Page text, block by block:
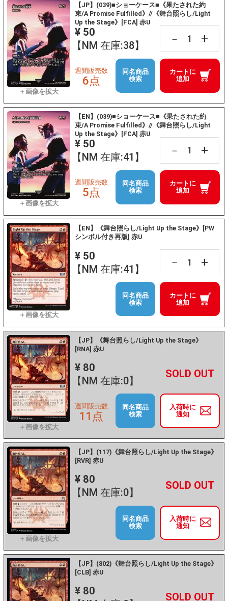
【JP】(039)■ショーケース■《果たされた約
束/A Promise Fulfilled》//《舞台照らし/Light
Up the Stage》[FCA] 赤U
¥ 50
【NM 在庫:38】
－ +
カートに
追加
週間販売数
6点
同名商品
検索
【EN】(039)■ショーケース■《果たされた約
束/A Promise Fulfilled》//《舞台照らし/Light
Up the Stage》[FCA] 赤U
¥ 50
【NM 在庫:41】
－ +
カートに
追加
週間販売数
5点
同名商品
検索
【EN】《舞台照らし/Light Up the Stage》[PW
シンボル付き再版] 赤U
¥ 50
【NM 在庫:41】
－ +
カートに
追加
同名商品
検索
【JP】《舞台照らし/Light Up the Stage》
[RNA] 赤U
¥ 80
【NM 在庫:0】
－ +
入荷時に
通知
週間販売数
11点
同名商品
検索
【JP】(117)《舞台照らし/Light Up the Stage》
[RVR] 赤U
¥ 80
【NM 在庫:0】
－ +
入荷時に
通知
同名商品
検索
【JP】(802)《舞台照らし/Light Up the Stage》
[CLB] 赤U
¥ 80
－ +